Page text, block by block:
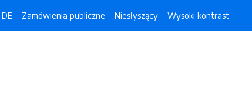
DE Zamówienia publiczne Niesłyszący Wysoki kontrast